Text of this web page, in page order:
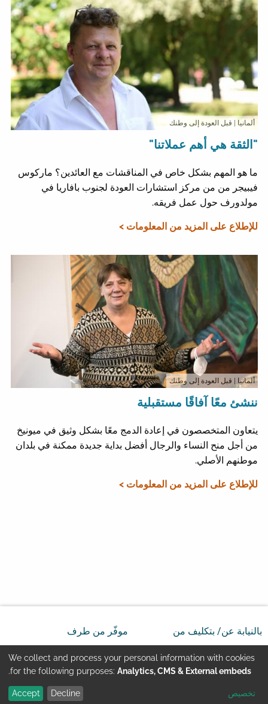
ألمانيا | قبل العودة إلى وطنك
"الثقة هي أهم عملاتنا"
ما هو المهم بشكل خاص في المناقشات مع العائدين؟ ماركوس
فيبيجر من من مركز استشارات العودة لجنوب بافاريا في
مولدورف حول عمل فريقه.
للإطلاع على المزيد من المعلومات >
ألمانيا | قبل العودة إلى وطنك
ننشئ معًا آفاقًا مستقبلية
يتعاون المتخصصون في إعادة الدمج معًا بشكل وثيق في ميونيخ
من أجل منح النساء والرجال أفضل بداية جديدة ممكنة في بلدان
موطنهم الأصلي.
للإطلاع على المزيد من المعلومات >
بالنيابة عن/ بتكليف من موفّر من طرف
Use
We collect and process your personal information with cookies
for the following purposes: Analytics, CMS & External embeds
.
تخصيص Decline
Accept